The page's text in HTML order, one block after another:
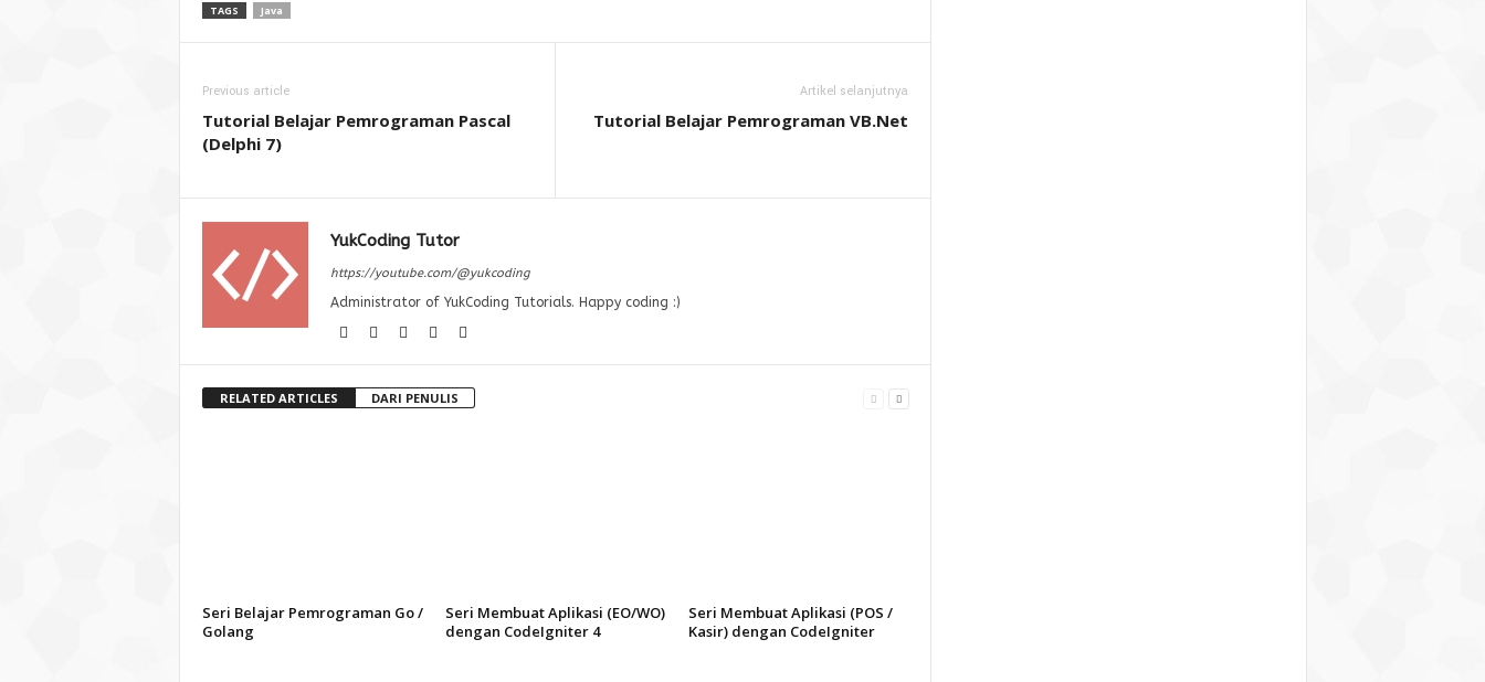
TAGS Java
Previous article
Tutorial Belajar Pemrograman Pascal
(Delphi 7)
Artikel selanjutnya
Tutorial Belajar Pemrograman VB.Net
YukCoding Tutor
https://youtube.com/@yukcoding
Administrator of YukCoding Tutorials. Happy coding :)
RELATED ARTICLES DARI PENULIS
Seri Belajar Pemrograman Go /
Golang
Seri Membuat Aplikasi (EO/WO)
dengan CodeIgniter 4
Seri Membuat Aplikasi (POS /
Kasir) dengan CodeIgniter